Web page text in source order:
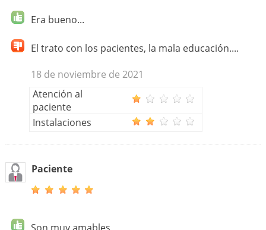
Era bueno...
El trato con los pacientes, la mala educación....
18 de noviembre de 2021
Atención al
paciente
Instalaciones
Paciente